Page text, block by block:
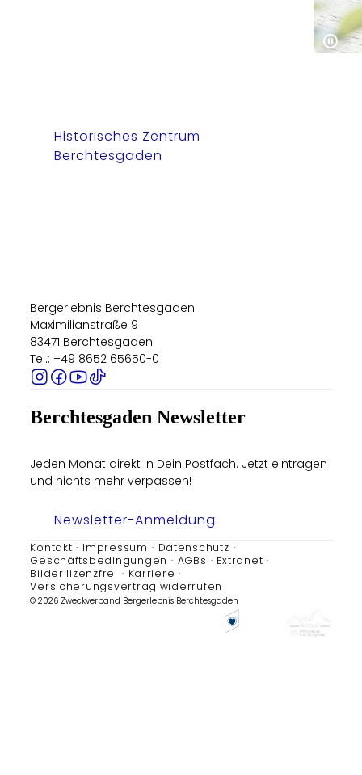
Historisches Zentrum
Berchtesgaden
Bergerlebnis Berchtesgaden
Maximilianstraße 9
83471 Berchtesgaden
Tel.: +49 8652 65650-0
Berchtesgaden Newsletter
Jeden Monat direkt in Dein Postfach. Jetzt eintragen
und nichts mehr verpassen!
Newsletter-Anmeldung
Kontakt Impressum
Datenschutz
Geschäftsbedingungen
AGBs
Extranet
Bilder lizenzfrei
Karriere
Versicherungsvertrag widerrufen
© 2026 Zweckverband Bergerlebnis Berchtesgaden